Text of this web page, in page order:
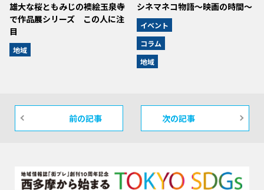
雄大な桜ともみじの襖絵玉泉寺
で作品展シリーズ この人に注
目
地域
シネマネコ物語～映画の時間～
イベント
コラム
地域
前の記事 次の記事